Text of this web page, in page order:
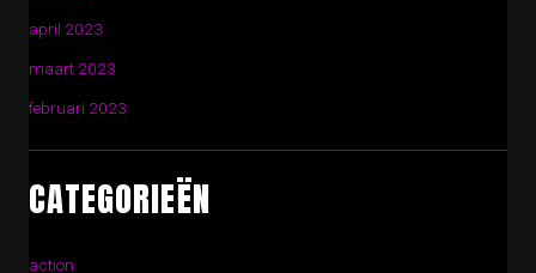
april 2023
maart 2023
februari 2023
CATEGORIEËN
action